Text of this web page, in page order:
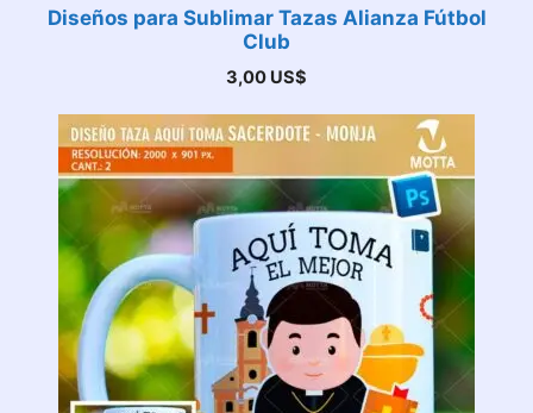
Diseños para Sublimar Tazas Alianza Fútbol
Club
3,00 US$